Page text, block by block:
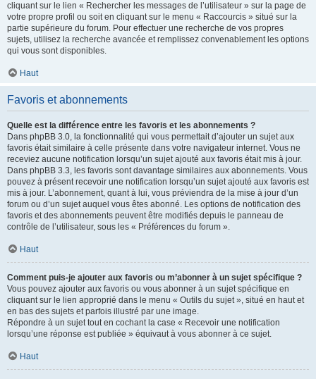
cliquant sur le lien « Rechercher les messages de l’utilisateur » sur la page de
votre propre profil ou soit en cliquant sur le menu « Raccourcis » situé sur la
partie supérieure du forum. Pour effectuer une recherche de vos propres
sujets, utilisez la recherche avancée et remplissez convenablement les options
qui vous sont disponibles.
Haut
Favoris et abonnements
Quelle est la différence entre les favoris et les abonnements ?
Dans phpBB 3.0, la fonctionnalité qui vous permettait d’ajouter un sujet aux
favoris était similaire à celle présente dans votre navigateur internet. Vous ne
receviez aucune notification lorsqu’un sujet ajouté aux favoris était mis à jour.
Dans phpBB 3.3, les favoris sont davantage similaires aux abonnements. Vous
pouvez à présent recevoir une notification lorsqu’un sujet ajouté aux favoris est
mis à jour. L’abonnement, quant à lui, vous préviendra de la mise à jour d’un
forum ou d’un sujet auquel vous êtes abonné. Les options de notification des
favoris et des abonnements peuvent être modifiés depuis le panneau de
contrôle de l’utilisateur, sous les « Préférences du forum ».
Haut
Comment puis-je ajouter aux favoris ou m’abonner à un sujet spécifique ?
Vous pouvez ajouter aux favoris ou vous abonner à un sujet spécifique en
cliquant sur le lien approprié dans le menu « Outils du sujet », situé en haut et
en bas des sujets et parfois illustré par une image.
Répondre à un sujet tout en cochant la case « Recevoir une notification
lorsqu’une réponse est publiée » équivaut à vous abonner à ce sujet.
Haut